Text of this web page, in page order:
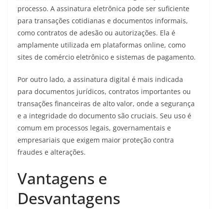
processo. A assinatura eletrônica pode ser suficiente
para transações cotidianas e documentos informais,
como contratos de adesão ou autorizações. Ela é
amplamente utilizada em plataformas online, como
sites de comércio eletrônico e sistemas de pagamento.
Por outro lado, a assinatura digital é mais indicada
para documentos jurídicos, contratos importantes ou
transações financeiras de alto valor, onde a segurança
e a integridade do documento são cruciais. Seu uso é
comum em processos legais, governamentais e
empresariais que exigem maior proteção contra
fraudes e alterações.
Vantagens e
Desvantagens